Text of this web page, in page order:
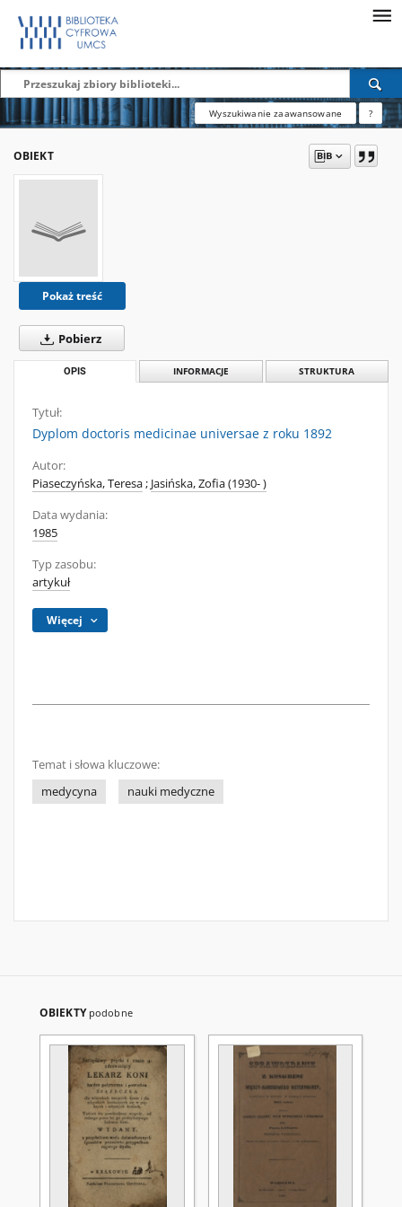
Wyszukiwanie zaawansowane ?
OBIEKT
Pokaż treść
Pobierz
OPIS INFORMACJE STRUKTURA
Tytuł:
Dyplom doctoris medicinae universae z roku 1892
Autor:
Piaseczyńska, Teresa; Jasińska, Zofia (1930- )
Data wydania:
1985
Typ zasobu:
artykuł
Więcej
Temat i słowa kluczowe:
medycyna
nauki medyczne
OBIEKTY podobne